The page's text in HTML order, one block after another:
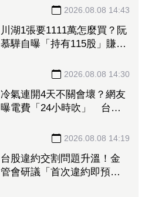
2026.08.08 14:43
川湖1張要1111萬怎麼買？阮
慕驊自曝「持有115股」賺近
2026.08.08 14:30
冷氣連開4天不關會壞？網友
曝電費「24小時吹」 台電
2026.08.08 14:19
台股違約交割問題升溫！金
管會研議「首次違約即預收